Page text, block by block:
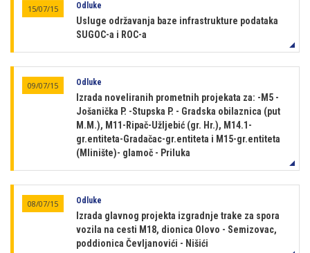
15/07/15 Odluke
Usluge održavanja baze infrastrukture podataka
SUGOC-a i ROC-a
09/07/15 Odluke
Izrada noveliranih prometnih projekata za: -M5 -
Jošanička P. -Stupska P. - Gradska obilaznica (put
M.M.), M11-Ripač-Užljebić (gr. Hr.), M14.1-
gr.entiteta-Gradačac-gr.entiteta i M15-gr.entiteta
(Mlinište)- glamoč - Priluka
08/07/15 Odluke
Izrada glavnog projekta izgradnje trake za spora
vozila na cesti M18, dionica Olovo - Semizovac,
poddionica Čevljanovići - Nišići